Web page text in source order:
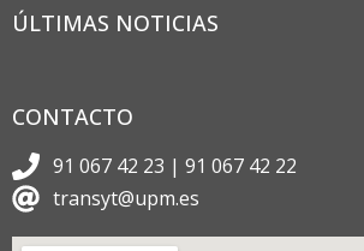
ÚLTIMAS NOTICIAS
CONTACTO
91 067 42 23 | 91 067 42 22
transyt@upm.es